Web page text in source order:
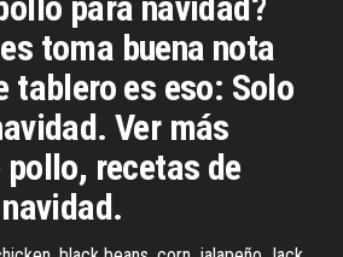
toma buena nota
tablero es eso: Solo
Ver más
recetas de